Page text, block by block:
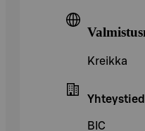
Kreikka
BIC